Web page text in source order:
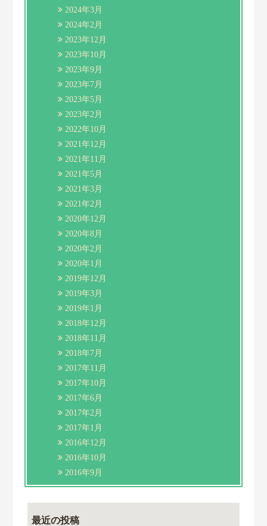
2024年3月
2024年2月
2023年12月
2023年10月
2023年9月
2023年7月
2023年5月
2023年2月
2022年10月
2021年12月
2021年11月
2021年5月
2021年3月
2021年2月
2020年12月
2020年8月
2020年2月
2020年1月
2019年12月
2019年3月
2019年1月
2018年12月
2018年11月
2018年7月
2017年11月
2017年10月
2017年6月
2017年2月
2017年1月
2016年12月
2016年10月
2016年9月
最近の投稿